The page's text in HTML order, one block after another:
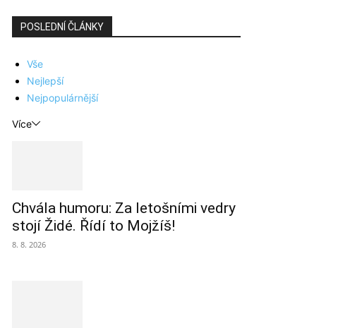
POSLEDNÍ ČLÁNKY
Vše
Nejlepší
Nejpopulárnější
Více
Chvála humoru: Za letošními vedry
stojí Židé. Řídí to Mojžíš!
8. 8. 2026